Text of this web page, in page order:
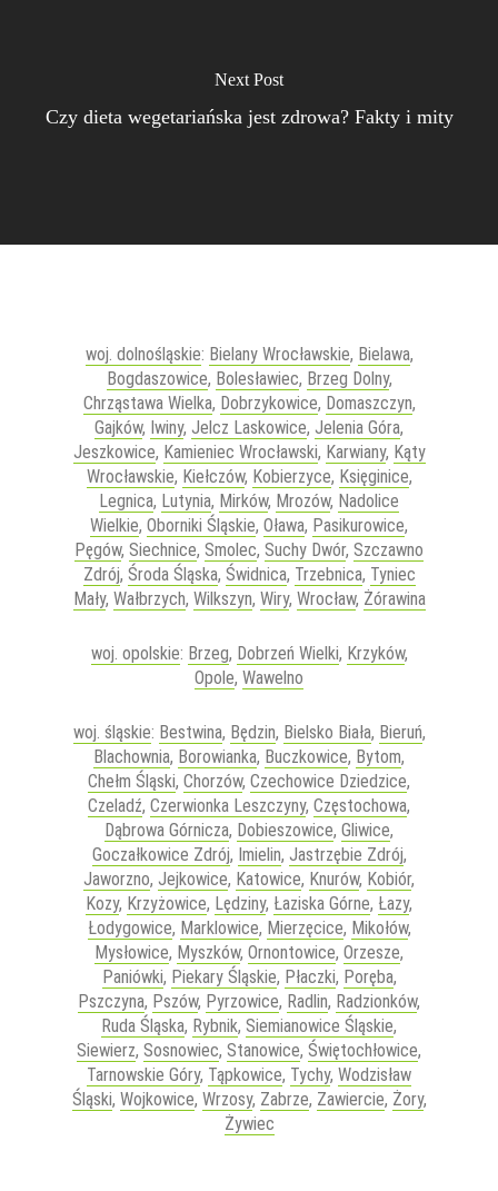
Next Post
Czy dieta wegetariańska jest zdrowa? Fakty i mity
woj. dolnośląskie: Bielany Wrocławskie, Bielawa,
Bogdaszowice, Bolesławiec, Brzeg Dolny,
Chrząstawa Wielka, Dobrzykowice, Domaszczyn,
Gajków, Iwiny, Jelcz Laskowice, Jelenia Góra,
Jeszkowice, Kamieniec Wrocławski, Karwiany, Kąty
Wrocławskie, Kiełczów, Kobierzyce, Księginice,
Legnica, Lutynia, Mirków, Mrozów, Nadolice
Wielkie, Oborniki Śląskie, Oława, Pasikurowice,
Pęgów, Siechnice, Smolec, Suchy Dwór, Szczawno
Zdrój, Środa Śląska, Świdnica, Trzebnica, Tyniec
Mały, Wałbrzych, Wilkszyn, Wiry, Wrocław, Żórawina
woj. opolskie: Brzeg, Dobrzeń Wielki, Krzyków,
Opole, Wawelno
woj. śląskie: Bestwina, Będzin, Bielsko Biała, Bieruń,
Blachownia, Borowianka, Buczkowice, Bytom,
Chełm Śląski, Chorzów, Czechowice Dziedzice,
Czeladź, Czerwionka Leszczyny, Częstochowa,
Dąbrowa Górnicza, Dobieszowice, Gliwice,
Goczałkowice Zdrój, Imielin, Jastrzębie Zdrój,
Jaworzno, Jejkowice, Katowice, Knurów, Kobiór,
Kozy, Krzyżowice, Lędziny, Łaziska Górne, Łazy,
Łodygowice, Marklowice, Mierzęcice, Mikołów,
Mysłowice, Myszków, Ornontowice, Orzesze,
Paniówki, Piekary Śląskie, Płaczki, Poręba,
Pszczyna, Pszów, Pyrzowice, Radlin, Radzionków,
Ruda Śląska, Rybnik, Siemianowice Śląskie,
Siewierz, Sosnowiec, Stanowice, Świętochłowice,
Tarnowskie Góry, Tąpkowice, Tychy, Wodzisław
Śląski, Wojkowice, Wrzosy, Zabrze, Zawiercie, Żory,
Żywiec